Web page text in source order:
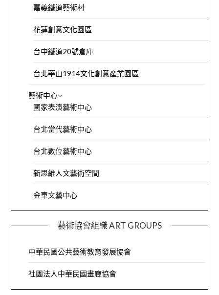
嘉義鐵道藝術村
花蓮創意文化園區
台中鐵道20號倉庫
台北華山1914文化創意產業園區
藝術中心
國家表演藝術中心
台北當代藝術中心
台北數位藝術中心
新思維人文藝術空間
金車文藝中心
藝術協會組織 ART GROUPS
中華民國公共藝術教育發展協會
社團法人中華民國畫廊協會